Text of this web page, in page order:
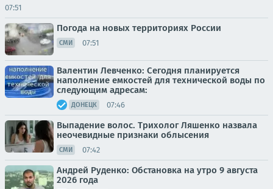
07:51
Погода на новых территориях России
СМИ 07:51
Валентин Левченко: Сегодня планируется
наполнение емкостей для технической воды по
следующим адресам:
ДОНЕЦК 07:46
Выпадение волос. Трихолог Ляшенко назвала
неочевидные признаки облысения
СМИ 07:42
Андрей Руденко: Обстановка на утро 9 августа
2026 года